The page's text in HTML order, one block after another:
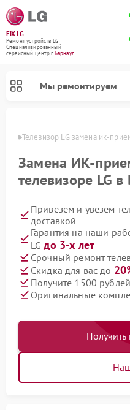
FIX-LG
Ремонт устройств LG
Специализированный
cервисный центр г.Барнаул
Мы ремонтируем
Телевизор LG замена ик-
Замена ИК-
телевизоре LG
Привезем и увезем
доставкой
Гарантия на наши
LGдо 3-х лет
Срочный ремонт
Скидка для вас до
Получите 1500
Оригинальные
Получить